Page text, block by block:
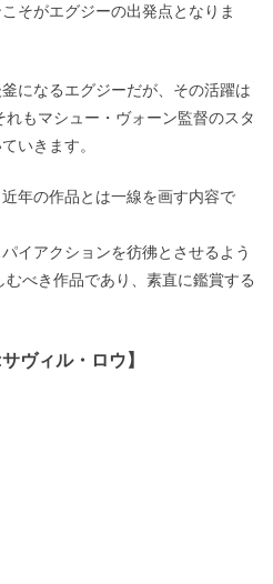
そがエグジーの出発点となりま
になるエグジーだが、その活躍は
もマシュー・ヴォーン監督のスタ
いきます。
年の作品とは一線を画す内容で
イアクションを彷彿とさせるよう
べき作品であり、素直に鑑賞する
ヴィル・ロウ】